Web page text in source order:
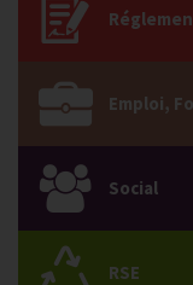
Emploi,
Social
RSE